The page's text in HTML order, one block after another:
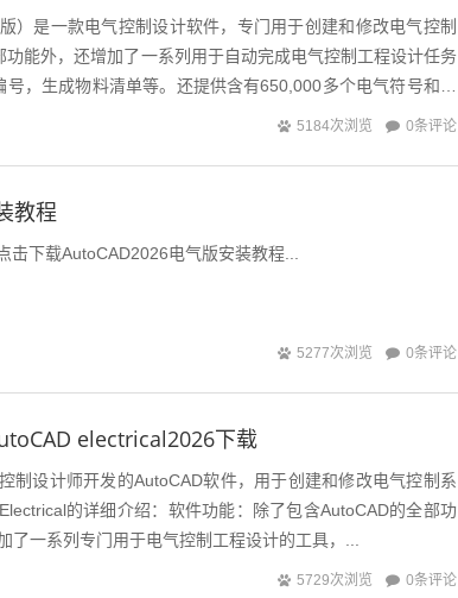
）是一款电气控制设计软件，专门用于创建和修改电气控制
功能外，还增加了一系列用于自动完成电气控制工程设计任务
，生成物料清单等。还提供含有650,000多个电气符号和元
5184次浏览 0条评论
教程
下载AutoCAD2026电气版安装教程...
5277次浏览 0条评论
electrical2026下载
制设计师开发的AutoCAD软件，用于创建和修改电气控制系
的详细介绍：软件功能：除了包含AutoCAD的全部功
了一系列专门用于电气控制工程设计的工具，...
5729次浏览 0条评论